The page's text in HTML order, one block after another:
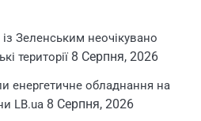
Зеленським неочікувано
території 8 Серпня, 2026
енергетичне обладнання на
LB.ua 8 Серпня, 2026